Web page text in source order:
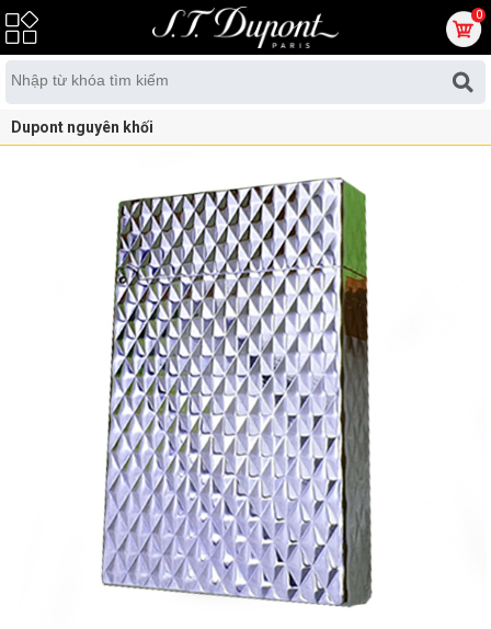
0
Dupont nguyên khối